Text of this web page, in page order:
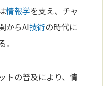
情報学を支え、チャ
からAI技術の時代に
トの普及により、情